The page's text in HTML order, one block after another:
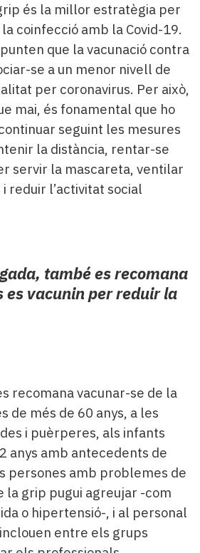
és la millor estratègia per
coinfecció amb la Covid-19.
que la vacunació contra
se a un menor nivell de
per coronavirus. Per això,
mai, és fonamental que ho
seguint les mesures
la distància, rentar-se
servir la mascareta, ventilar
reduir l’activitat social
també es recomana
es vacunin per reduir la
recomana vacunar-se de la
de més de 60 anys, a les
i puèrperes, als infants
anys amb antecedents de
persones amb problemes de
la grip pugui agreujar -com
o hipertensió-, i al personal
entre els grups